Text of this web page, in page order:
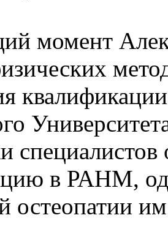
момент
в РАНМ,
остеопатии